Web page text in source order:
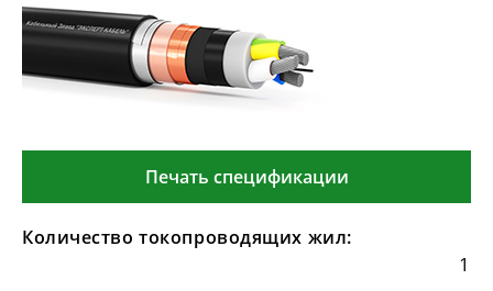
Печать спецификации
Количество токопроводящих жил:
1